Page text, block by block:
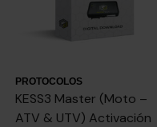
PROTOCOLOS
KESS3 Master (Moto –
ATV & UTV) Activación